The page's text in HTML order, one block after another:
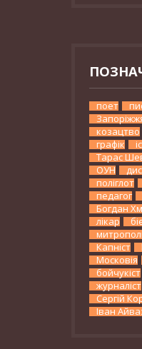
поет
козацтво
графік
Тарас
ОУН
поліглот
педагог
Богдан
лікар
Капніст
Московія
бойчукіст
журналіст
Сергій
Іван